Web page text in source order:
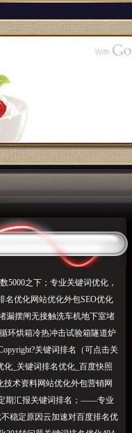
5000之下；专业关键词优化，
名优化网站优化外包SEO优化
漏摆闸无接触洗车机地下室堵
环烘箱冷热冲击试验箱隧道炉
关键词排名（可点击关
化_关键词排名优化_百度快照
技术资料网站优化外包营销网
期汇报关键词排名；——专业
稳定原因云加速对百度排名优